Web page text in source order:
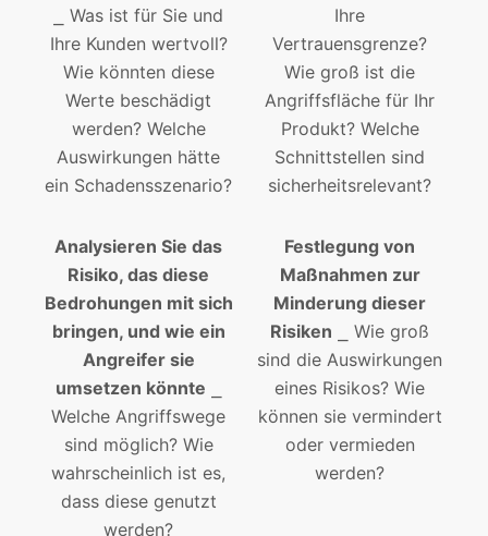
⎯ Was ist für Sie und
Ihre Kunden wertvoll?
Wie könnten diese
Werte beschädigt
werden? Welche
Auswirkungen hätte
ein Schadensszenario?
Ihre
Vertrauensgrenze?
Wie groß ist die
Angriffsfläche für Ihr
Produkt? Welche
Schnittstellen sind
sicherheitsrelevant?
Analysieren Sie das
Risiko, das diese
Bedrohungen mit sich
bringen, und wie ein
Angreifer sie
umsetzen könnte
Welche Angriffswege
sind möglich? Wie
wahrscheinlich ist es,
dass diese genutzt
werden?
Festlegung von
Maßnahmen zur
Minderung dieser
Risiken ⎯ Wie groß
sind die Auswirkungen
eines Risikos? Wie
können sie vermindert
oder vermieden
werden?